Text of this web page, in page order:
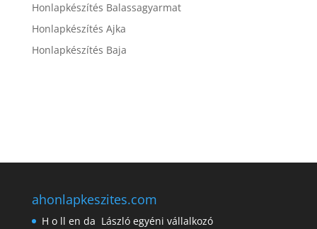
Honlapkészítés Balassagyarmat
Honlapkészítés Ajka
Honlapkészítés Baja
ahonlapkeszites.com
H o ll en da László egyéni vállalkozó